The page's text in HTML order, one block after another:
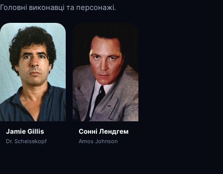
Головні виконавці та персонажі.
Jamie Gillis
Dr. Scheisekopf
Сонні Лендгем
Amos Johnson